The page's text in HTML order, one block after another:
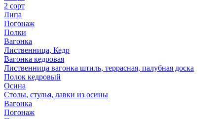
2 сорт
Липа
Погонаж
Полки
Вагонка
Лиственница, Кедр
Вагонка кедровая
Лиственница вагонка штиль, террасная, палубная доска
Полок кедровый
Осина
Столы, стулья, лавки из осины
Вагонка
Погонаж